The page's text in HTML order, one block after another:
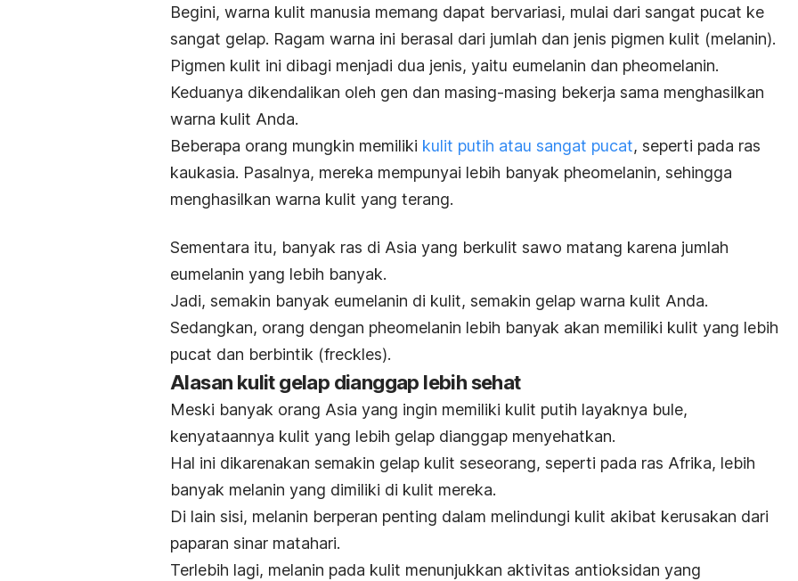
Begini, warna kulit manusia memang dapat bervariasi, mulai dari sangat pucat ke
sangat gelap. Ragam warna ini berasal dari jumlah dan jenis pigmen kulit (melanin).
Pigmen kulit ini dibagi menjadi dua jenis, yaitu eumelanin dan pheomelanin.
Keduanya dikendalikan oleh gen dan masing-masing bekerja sama menghasilkan
warna kulit Anda.
Beberapa orang mungkin memiliki kulit putih atau sangat pucat, seperti pada ras
kaukasia. Pasalnya, mereka mempunyai lebih banyak pheomelanin, sehingga
menghasilkan warna kulit yang terang.
Sementara itu, banyak ras di Asia yang berkulit sawo matang karena jumlah
eumelanin yang lebih banyak.
Jadi, semakin banyak eumelanin di kulit, semakin gelap warna kulit Anda.
Sedangkan, orang dengan pheomelanin lebih banyak akan memiliki kulit yang lebih
pucat dan berbintik (freckles).
Alasan kulit gelap dianggap lebih sehat
Meski banyak orang Asia yang ingin memiliki kulit putih layaknya bule,
kenyataannya kulit yang lebih gelap dianggap menyehatkan.
Hal ini dikarenakan semakin gelap kulit seseorang, seperti pada ras Afrika, lebih
banyak melanin yang dimiliki di kulit mereka.
Di lain sisi, melanin berperan penting dalam melindungi kulit akibat kerusakan dari
paparan sinar matahari.
Terlebih lagi, melanin pada kulit menunjukkan aktivitas antioksidan yang